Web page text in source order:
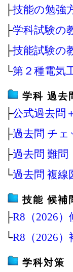
├技能の勉強
├学科試験の
├技能試験の
└第２種電気
学科 過去
├公式過去問
├過去問 チェ
├過去問 難問
└過去問 複線
技能 候補
├R8（2026
└R8（2026）
学科対策